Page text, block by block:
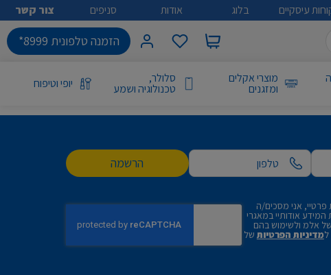
עיסקיים בלוג אודות סניפים צור קשר
הזמנה טלפונית 8999*
מוצרי אקלים
ומזגנים
סלולר,
טכנולוגיה ושמע יופי וטיפוח
הרשמה
אני מסכים/ה
אודותיי במאגרי
אלמ ולשימוש בהם
מדיניות הפרטיות של